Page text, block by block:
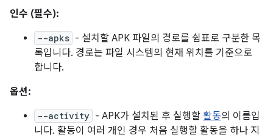
인수 (필수):
--apks - 설치할 APK 파일의 경로를 쉼표로 구분한 목
록입니다. 경로는 파일 시스템의 현재 위치를 기준으로
합니다.
옵션:
--activity - APK가 설치된 후 실행할 활동의 이름입
니다. 활동이 여러 개인 경우 처음 실행할 활동을 하나 지